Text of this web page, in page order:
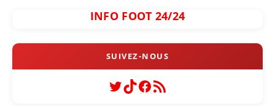
INFO FOOT 24/24
Twitter
TikTok
Facebook
Flux RSS